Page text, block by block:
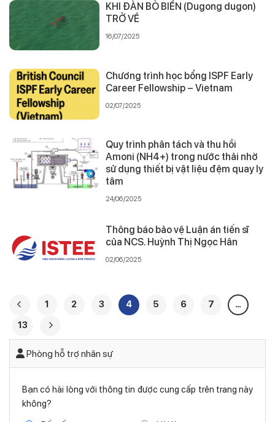
KHI ĐÀN BÒ BIỂN (Dugong dugon)
TRỞ VỀ
16/07/2025
Chương trình học bổng ISPF Early
Career Fellowship – Vietnam
02/07/2025
Quy trình phân tách và thu hồi
Amoni (NH4+) trong nước thải nhờ
sử dụng thiết bị vật liệu đệm quay ly
tâm
24/06/2025
Thông báo bảo vệ Luận án tiến sĩ
của NCS. Huỳnh Thị Ngọc Hân
02/06/2025
1 2 3 4 5 6 7
…
13
Phòng hỗ trợ nhân sự
Bạn có hài lòng với thông tin được cung cấp trên trang này
không?